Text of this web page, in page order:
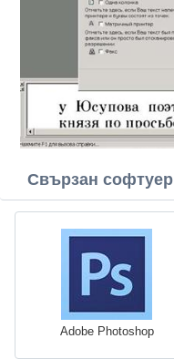
Свързан софтуер
Adobe Photoshop